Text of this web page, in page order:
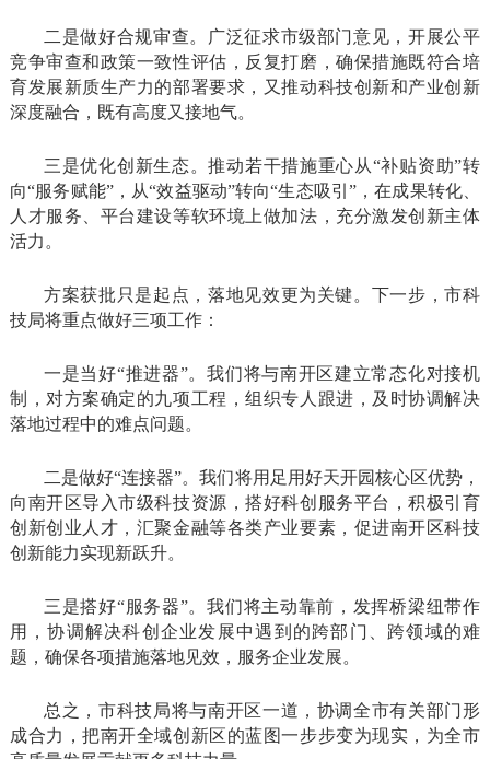
二是做好合规审查。广泛征求市级部门意见，开展公平
竞争审查和政策一致性评估，反复打磨，确保措施既符合培
育发展新质生产力的部署要求，又推动科技创新和产业创新
深度融合，既有高度又接地气。
三是优化创新生态。推动若干措施重心从“补贴资助”转
向“服务赋能”，从“效益驱动”转向“生态吸引”，在成果转化、
人才服务、平台建设等软环境上做加法，充分激发创新主体
活力。
方案获批只是起点，落地见效更为关键。下一步，市科
技局将重点做好三项工作：
一是当好“推进器”。我们将与南开区建立常态化对接机
制，对方案确定的九项工程，组织专人跟进，及时协调解决
落地过程中的难点问题。
二是做好“连接器”。我们将用足用好天开园核心区优势，
向南开区导入市级科技资源，搭好科创服务平台，积极引育
创新创业人才，汇聚金融等各类产业要素，促进南开区科技
创新能力实现新跃升。
三是搭好“服务器”。我们将主动靠前，发挥桥梁纽带作
用，协调解决科创企业发展中遇到的跨部门、跨领域的难
题，确保各项措施落地见效，服务企业发展。
总之，市科技局将与南开区一道，协调全市有关部门形
成合力，把南开全域创新区的蓝图一步步变为现实，为全市